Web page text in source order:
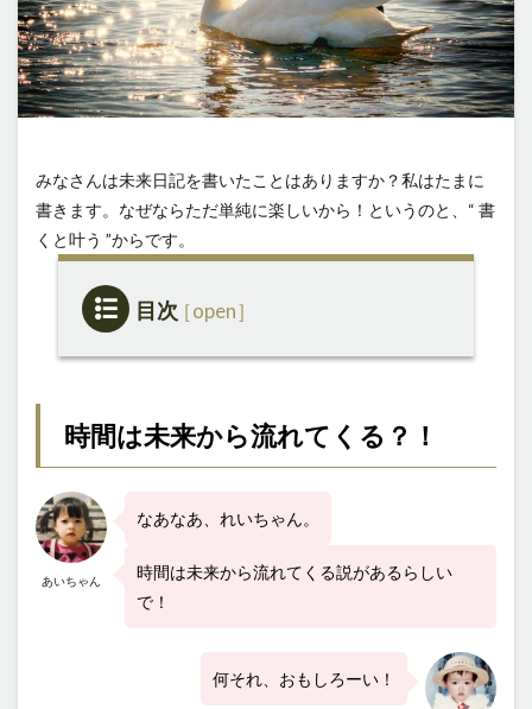
みなさんは未来日記を書いたことはありますか？私はたまに
書きます。なぜならただ単純に楽しいから！というのと、“ 書
くと叶う ”からです。
目次
1
ら流れ
てく
る？！
2
決め
ると
チャ
時間は未来から流れてくる？！
あいちゃん
なあなあ、れいちゃん。
時間は未来から流れてくる説があるらしい
で！
何それ、おもしろーい！